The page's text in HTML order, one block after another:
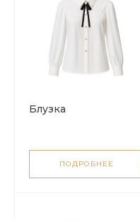
Блузка
ПОДРОБНЕЕ